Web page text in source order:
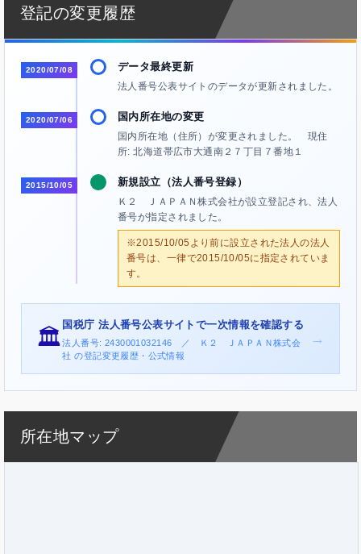
登記の変更履歴
2020/07/08 データ最終更新
法人番号公表サイトのデータが更新されました。
2020/07/06 国内所在地の変更
国内所在地（住所）が変更されました。 現住
所: 北海道帯広市大通南２７丁目７番地１
2015/10/05 新規設立（法人番号登録）
Ｋ２ ＪＡＰＡＮ株式会社が設立登記され、法人
番号が指定されました。
※2015/10/05より前に設立された法人の法人
番号は、一律で2015/10/05に指定されていま
す。
🏛️
国税庁 法人番号公表サイトで一次情報を確認する
法人番号: 2430001032146 ／ Ｋ２ ＪＡＰＡＮ株式会
社 の登記変更履歴・公式情報
→
所在地マップ